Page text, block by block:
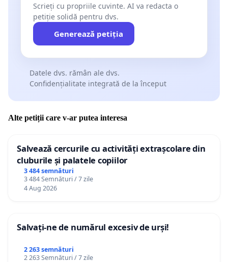
Scrieți cu propriile cuvinte. AI va redacta o
petiție solidă pentru dvs.
Generează petiția
Datele dvs. rămân ale dvs.
Confidențialitate integrată de la început
Alte petiții care v-ar putea interesa
Salvează cercurile cu activități extrașcolare din
cluburile și palatele copiilor
3 484 semnături
3 484 Semnături / 7 zile
4 Aug 2026
Salvați-ne de numărul excesiv de urși!
2 263 semnături
2 263 Semnături / 7 zile